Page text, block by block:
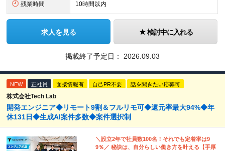
残業時間 10時間以内
求人を見る 検討中に入れる
掲載終了予定日： 2026.09.03
NEW 正社員 面接情報有 自己PR不要 話を聞きたい応募可
株式会社Tech Lab
開発エンジニア◆リモート9割＆フルリモ可◆還元率最大94%◆年
休131日◆生成AI案件多数◆案件選択制
＼設立2年で社員数100名！それでも定着率は9
9％／ 秘訣は、自分らしい働き方を叶える【手厚